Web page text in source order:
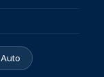
Auto